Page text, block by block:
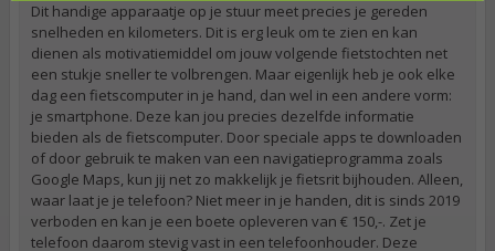
Dit handige apparaatje op je stuur meet precies je gereden
snelheden en kilometers. Dit is erg leuk om te zien en kan
dienen als motivatiemiddel om jouw volgende fietstochten net
een stukje sneller te volbrengen. Maar eigenlijk heb je ook elke
dag een fietscomputer in je hand, dan wel in een andere vorm:
je smartphone. Deze kan jou precies dezelfde informatie
bieden als de fietscomputer. Door speciale apps te downloaden
of door gebruik te maken van een navigatieprogramma zoals
Google Maps, kun jij net zo makkelijk je fietsrit bijhouden. Alleen,
waar laat je je telefoon? Niet meer in je handen, dit is sinds 2019
verboden en kan je een boete opleveren van € 150,-. Zet je
telefoon daarom stevig vast in een telefoonhouder. Deze